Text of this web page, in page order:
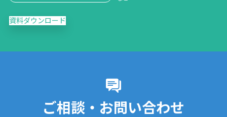
資料ダウンロード
ご相談・お問い合わせ